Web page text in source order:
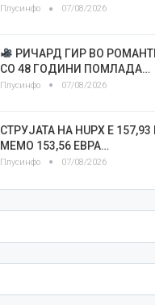
Плусинфо 07/08/2026
РИЧАРД ГИР ВО
СО 48 ГОДИНИ ПОМЛАДА…
Плусинфо 07/08/2026
СТРУЈАТА НА HUPX Е
МЕМО 153,56 ЕВРА…
Плусинфо 07/08/2026